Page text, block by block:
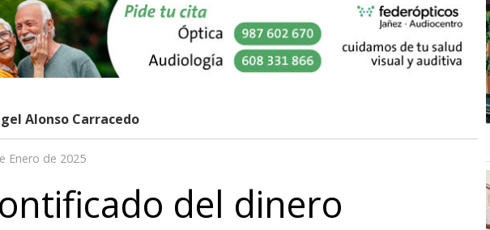
Alonso Carracedo
Enero de 2025
del dinero